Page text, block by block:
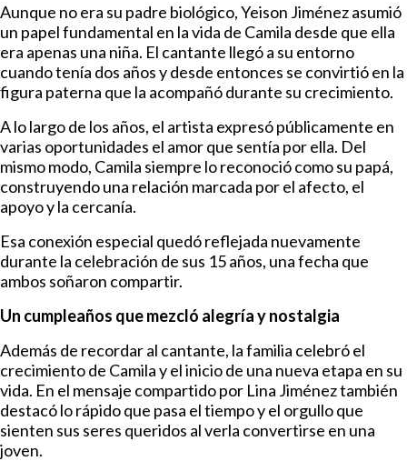
Aunque no era su padre biológico, Yeison Jiménez asumió
un papel fundamental en la vida de Camila desde que ella
era apenas una niña. El cantante llegó a su entorno
cuando tenía dos años y desde entonces se convirtió en la
figura paterna que la acompañó durante su crecimiento.
A lo largo de los años, el artista expresó públicamente en
varias oportunidades el amor que sentía por ella. Del
mismo modo, Camila siempre lo reconoció como su papá,
construyendo una relación marcada por el afecto, el
apoyo y la cercanía.
Esa conexión especial quedó reflejada nuevamente
durante la celebración de sus 15 años, una fecha que
ambos soñaron compartir.
Un cumpleaños que mezcló alegría y nostalgia
Además de recordar al cantante, la familia celebró el
crecimiento de Camila y el inicio de una nueva etapa en su
vida. En el mensaje compartido por Lina Jiménez también
destacó lo rápido que pasa el tiempo y el orgullo que
sienten sus seres queridos al verla convertirse en una
joven.